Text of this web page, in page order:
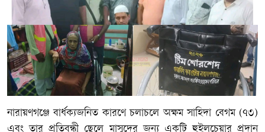
নারায়ণগঞ্জে বার্ধক্যজনিত কারণে চলাচলে অক্ষম সাহিদা বেগম (৭৩)
এবং তার প্রতিবন্ধী ছেলে মাসুদের জন্য একটি হুইলচেয়ার প্রদান